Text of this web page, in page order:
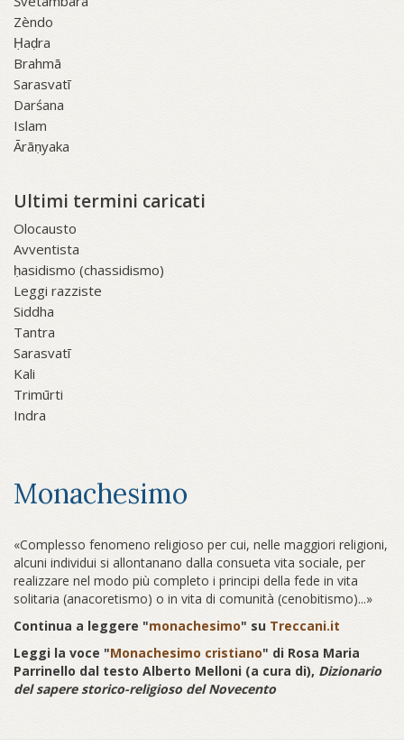
Zèndo
Ḥaḍra
Brahmā
Sarasvatī
Darśana
Islam
Ārāṇyaka
Ultimi termini caricati
Olocausto
Avventista
ḥasidismo (chassidismo)
Leggi razziste
Siddha
Tantra
Sarasvatī
Kali
Trimūrti
Indra
Monachesimo
«Complesso fenomeno religioso per cui, nelle maggiori religioni,
alcuni individui si allontanano dalla consueta vita sociale, per
realizzare nel modo più completo i principi della fede in vita
solitaria (anacoretismo) o in vita di comunità (cenobitismo)...»
Continua a leggere "monachesimo" su Treccani.it
Leggi la voce "Monachesimo cristiano" di Rosa Maria
Parrinello dal testo Alberto Melloni (a cura di), Dizionario
del sapere storico-religioso del Novecento